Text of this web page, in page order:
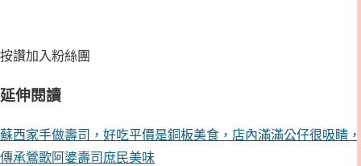
按讚加入粉絲團
延伸閱讀
蘇西家手做壽司，好吃平價是銅板美食，店內滿滿公仔很吸睛，
傳承鶯歌阿婆壽司庶民美味